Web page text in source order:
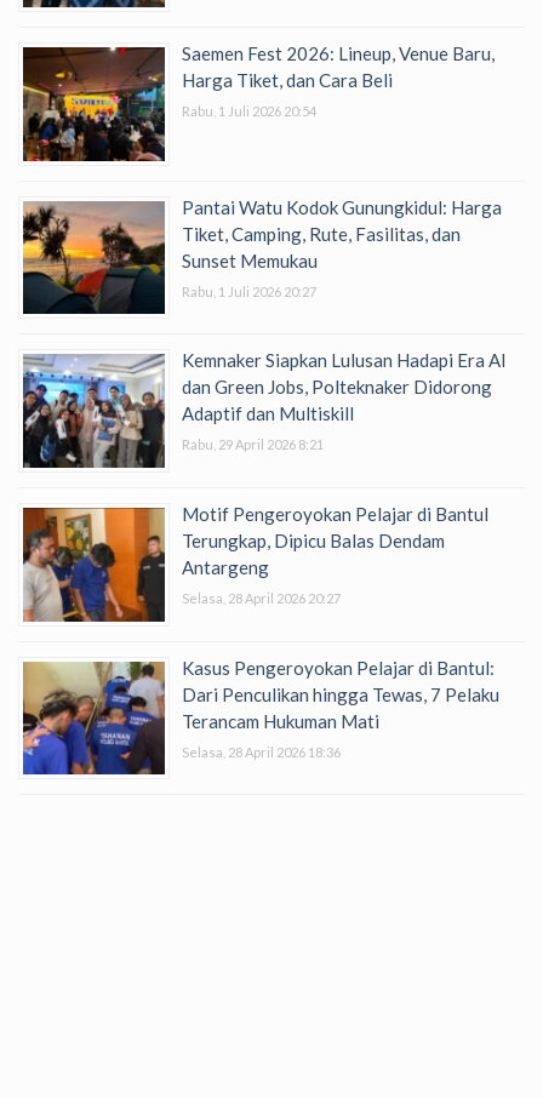
Saemen Fest 2026: Lineup, Venue Baru,
Harga Tiket, dan Cara Beli
Rabu, 1 Juli 2026 20:54
Pantai Watu Kodok Gunungkidul: Harga
Tiket, Camping, Rute, Fasilitas, dan
Sunset Memukau
Rabu, 1 Juli 2026 20:27
Kemnaker Siapkan Lulusan Hadapi Era AI
dan Green Jobs, Polteknaker Didorong
Adaptif dan Multiskill
Rabu, 29 April 2026 8:21
Motif Pengeroyokan Pelajar di Bantul
Terungkap, Dipicu Balas Dendam
Antargeng
Selasa, 28 April 2026 20:27
Kasus Pengeroyokan Pelajar di Bantul:
Dari Penculikan hingga Tewas, 7 Pelaku
Terancam Hukuman Mati
Selasa, 28 April 2026 18:36